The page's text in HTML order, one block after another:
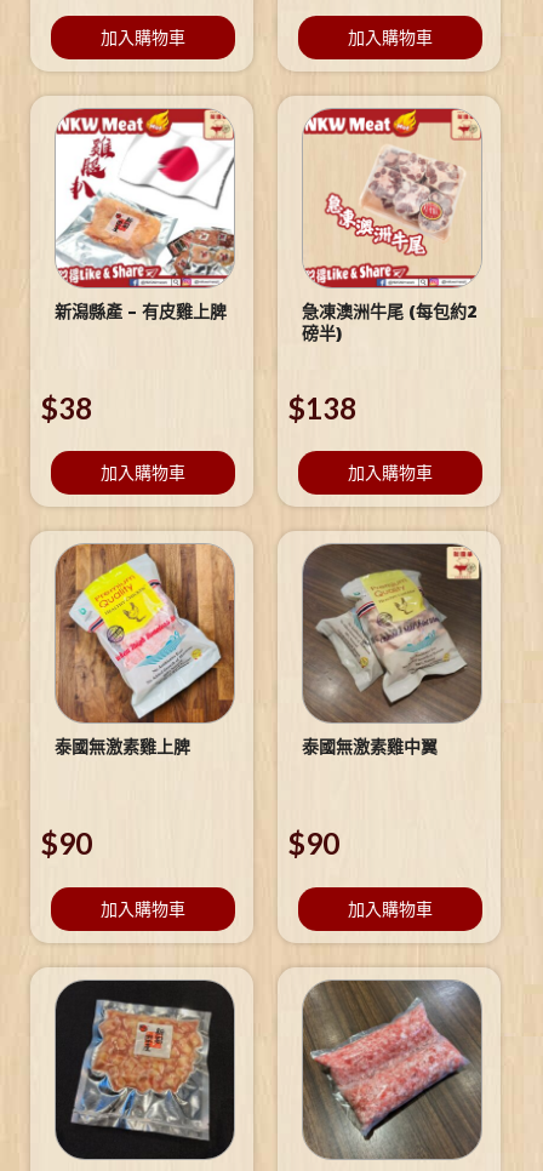
加入購物車 加入購物車
新潟縣產 – 有皮雞上脾
$38
加入購物車
急凍澳洲牛尾 (每包約2
磅半)
$138
加入購物車
泰國無激素雞上脾
$90
加入購物車
泰國無激素雞中翼
$90
加入購物車